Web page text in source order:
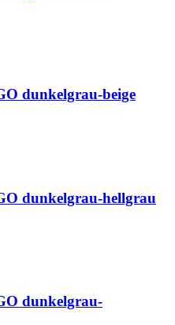
dunkelgrau-beige
dunkelgrau-hellgrau
dunkelgrau-